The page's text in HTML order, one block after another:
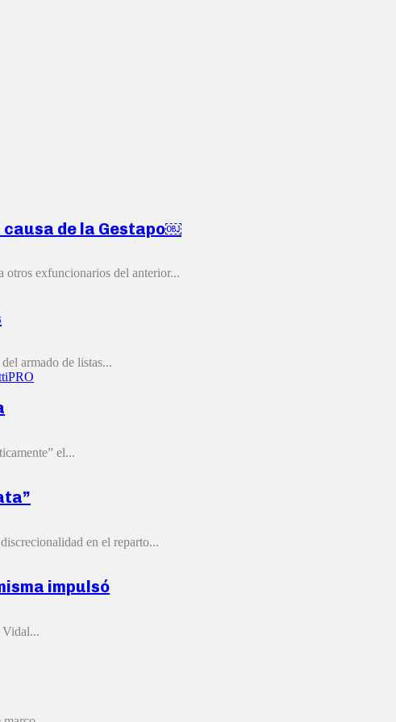
causa de la Gestapo￼
otros exfuncionarios del anterior...
armado de listas...
PRO
el...
en el reparto...
impulsó
Vidal...